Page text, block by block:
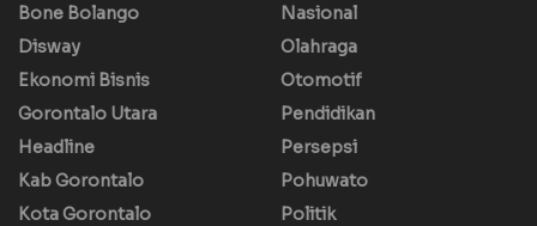
Bone Bolango
Disway
Ekonomi Bisnis
Gorontalo Utara
Headline
Kab Gorontalo
Kota Gorontalo
Nasional
Olahraga
Otomotif
Pendidikan
Persepsi
Pohuwato
Politik